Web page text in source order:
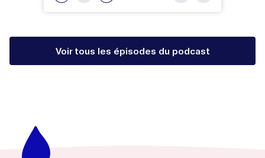
Voir tous les épisodes du podcast